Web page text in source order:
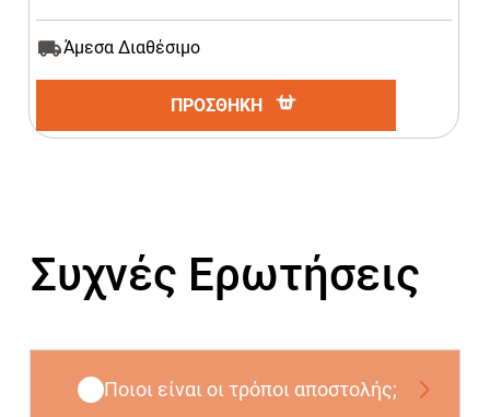
Άμεσα Διαθέσιμο
ΠΡΟΣΘΗΚΗ
Συχνές Ερωτήσεις
Ποιοι είναι οι τρόποι αποστολής;